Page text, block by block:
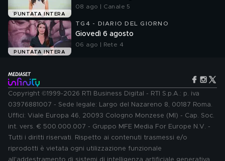
PUNTATA INTERA
08 ago | Canale 5
PUNTATA INTERA
TG4 - DIARIO DEL GIORNO
Giovedì 6 agosto
06 ago | Rete 4
Copyright ©1999-2026 RTI Business Digital - RTI S.p.A.: p. iva
03976881007 - Sede legale: Largo del Nazareno 8, 00187 Roma.
Uffici: Viale Europa 46, 20093 Cologno Monzese (MI) - Cap. Soc.
int. vers. € 500.000.007 - Gruppo MFE Media For Europe N.V. -
Tutti i diritti riservati. Rispetto ai contenuti trasmessi e/o
riprodotti è vietata ogni utilizzazione funzionale